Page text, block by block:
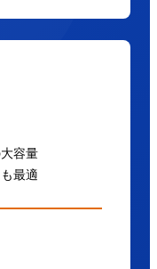
容量
最適